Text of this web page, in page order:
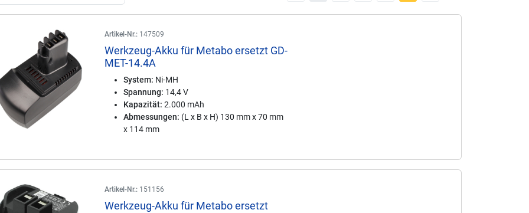
Artikel-Nr.: 147509
Werkzeug-Akku für Metabo ersetzt GD-
MET-14.4A
System: Ni-MH
Spannung: 14,4 V
Kapazität: 2.000 mAh
Abmessungen: (L x B x H) 130 mm x 70 mm
x 114 mm
Artikel-Nr.: 151156
Werkzeug-Akku für Metabo ersetzt